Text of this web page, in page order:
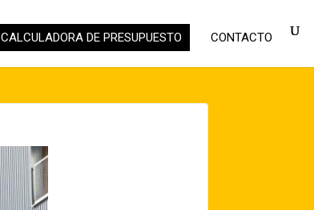
CALCULADORA DE PRESUPUESTO CONTACTO